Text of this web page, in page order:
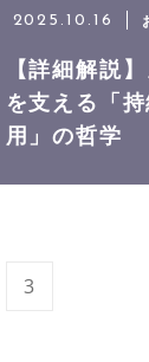
2025.10.16
【詳細解説
を支える「
用」の哲学
3